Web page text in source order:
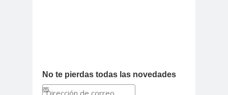
No te pierdas todas las novedades